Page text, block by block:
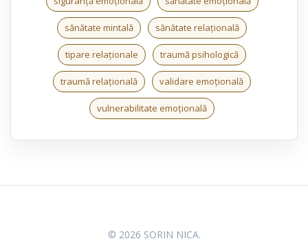
sănătate mintală sănătate relațională
tipare relaționale traumă psihologică
traumă relațională validare emoțională
vulnerabilitate emoțională